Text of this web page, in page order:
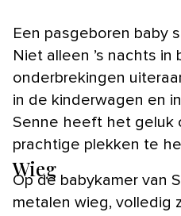
Een pasgeboren baby slaapt veel, heel veel.
Niet alleen ’s nachts in
onderbrekingen
in de kinderwagen en
Senne heeft het geluk
prachtige plekken te
Wieg
Op de babykamer van
metalen wieg, volledig